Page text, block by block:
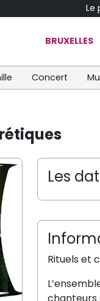
Le
BRUXELLES
Concert
Les
Rituels et
chanteurs